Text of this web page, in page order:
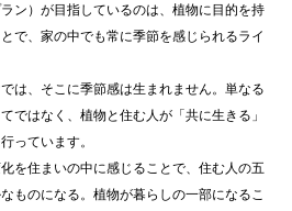
ン）が目指しているのは、植物に目的を持
で、家の中でも常に季節を感じられるライ
は、そこに季節感は生まれません。単なる
ではなく、植物と住む人が「共に生きる」
っています。
を住まいの中に感じることで、住む人の五
ものになる。植物が暮らしの一部になるこ